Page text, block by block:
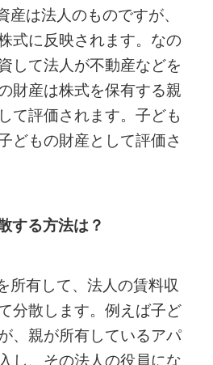
産は法人のものですが、
式に反映されます。なの
して法人が不動産などを
財産は株式を保有する親
て評価されます。子ども
どもの財産として評価さ
する方法は？
所有して、法人の賃料収
分散します。例えば子ど
、親が所有しているアパ
し、その法人の役員にな